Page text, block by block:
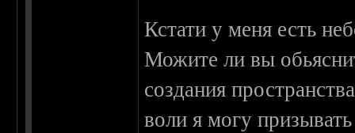
Кстати у меня есть
Можите ли вы
создания
воли я могу